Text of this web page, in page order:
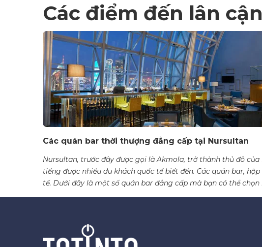
Các điểm đến lân cận
Các quán bar thời thượng đẳng cấp tại Nursultan
Nursultan, trước đây được gọi là Akmola, trở thành thủ đô
tiếng được nhiều du khách quốc tế biết đến. Các quán bar,
tế. Dưới đây là một số quán bar đẳng cấp mà bạn có thể